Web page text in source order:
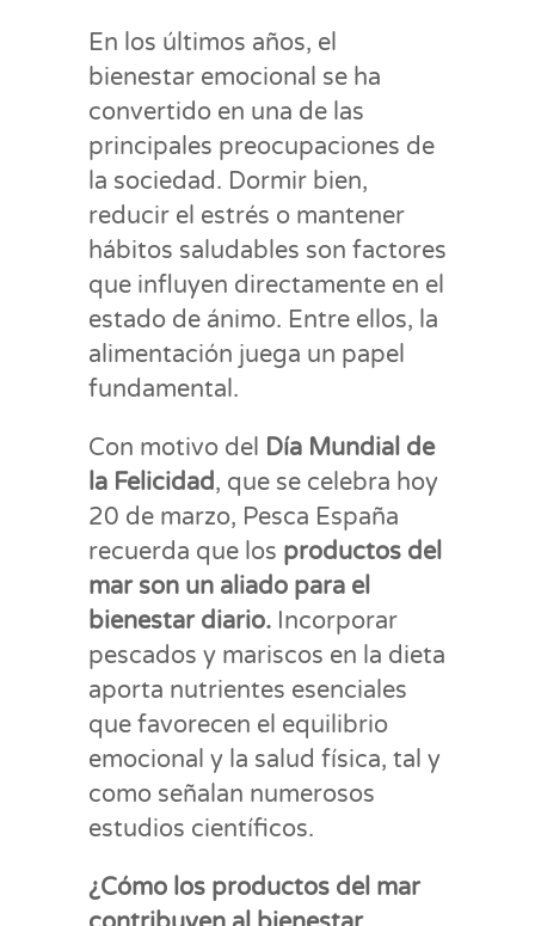
En los últimos años, el
bienestar emocional se ha
convertido en una de las
principales preocupaciones de
la sociedad. Dormir bien,
reducir el estrés o mantener
hábitos saludables son factores
que influyen directamente en el
estado de ánimo. Entre ellos, la
alimentación juega un papel
fundamental.
Con motivo del Día Mundial de
la Felicidad, que se celebra hoy
20 de marzo, Pesca España
recuerda que los productos del
mar son un aliado para el
bienestar diario. Incorporar
pescados y mariscos en la dieta
aporta nutrientes esenciales
que favorecen el equilibrio
emocional y la salud física, tal y
como señalan numerosos
estudios científicos.
¿Cómo los productos del mar